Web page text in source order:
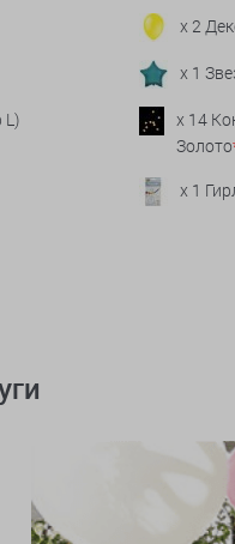
x 2
x 1
L)
x 14
Золото
x 1